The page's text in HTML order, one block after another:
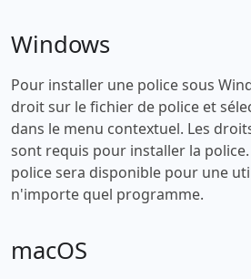
Windows
Pour installer une police sous
droit sur le fichier de police et
dans le menu contextuel. Les
sont requis pour installer la
police sera disponible pour une
n'importe quel programme.
macOS